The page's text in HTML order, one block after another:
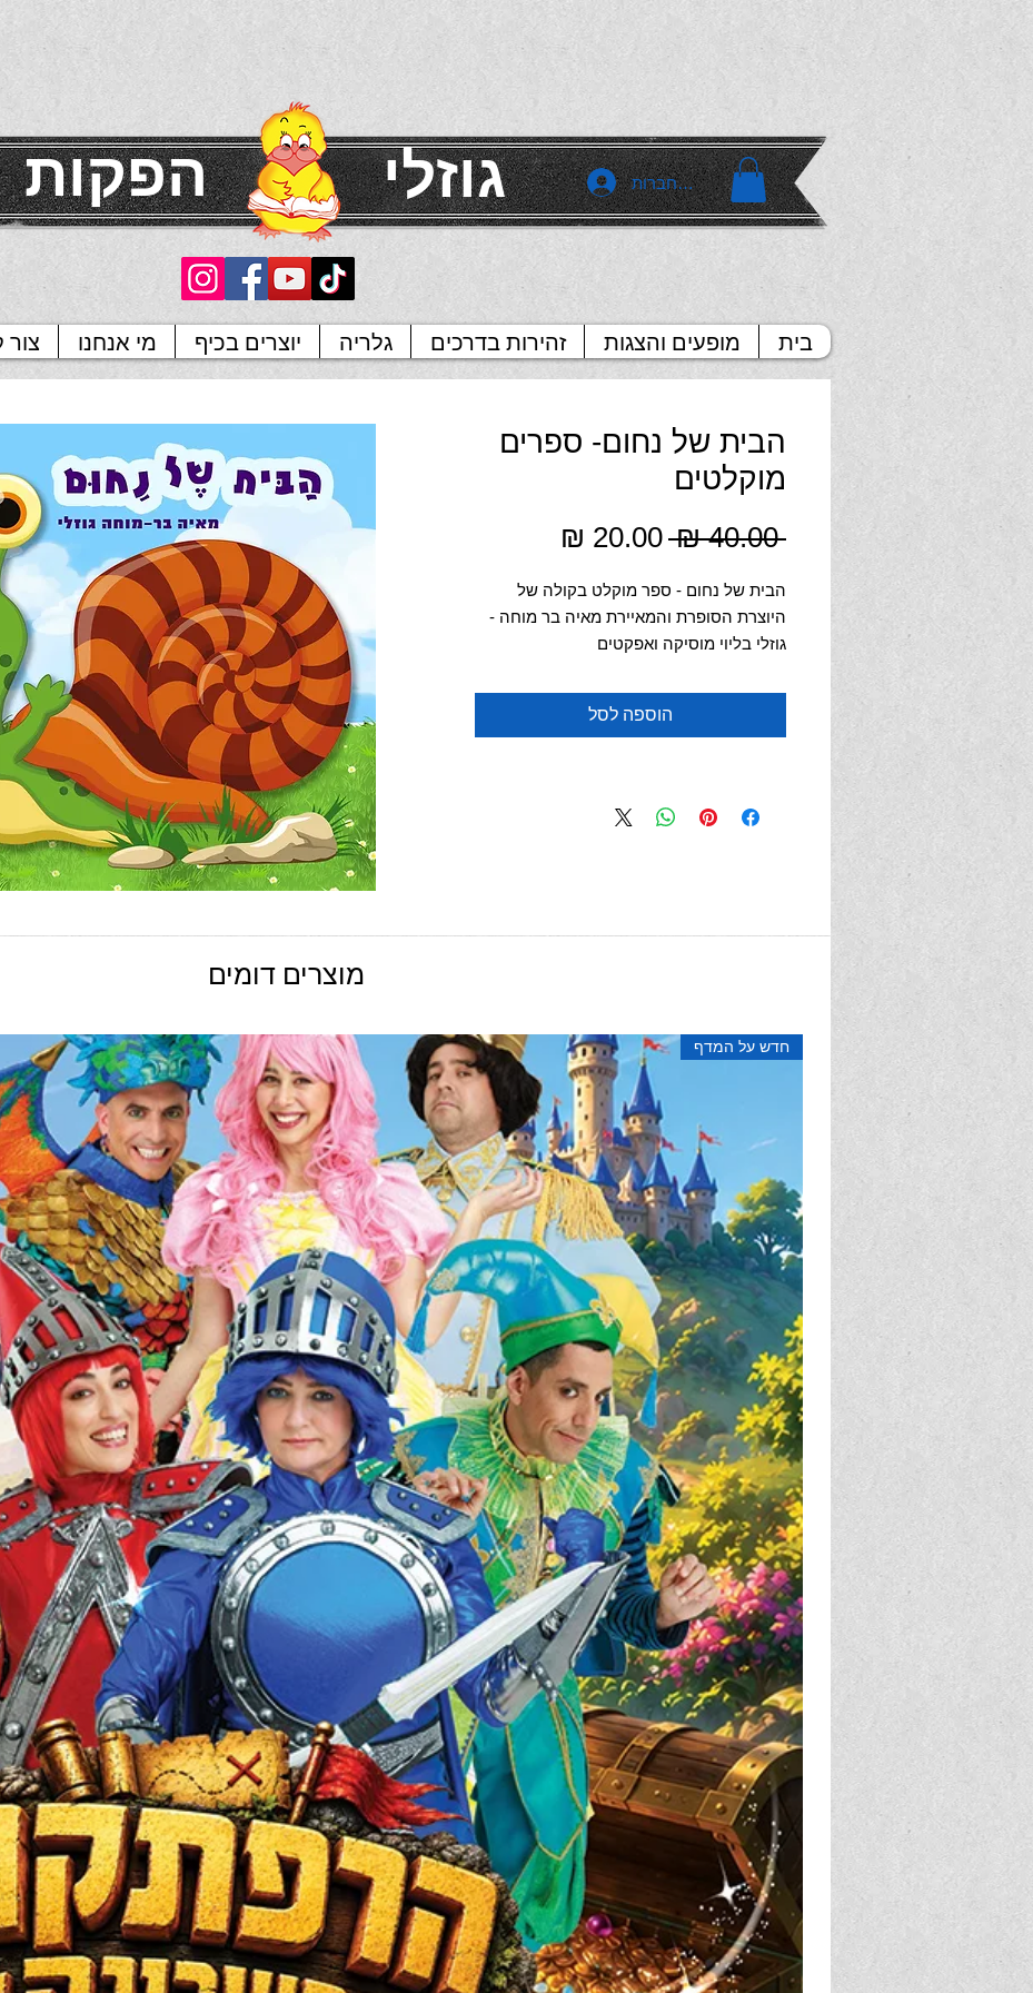
הפקות גוזלי להתחברות
מי אנחנו יוצרים בכיף גלריה זהירות בדרכים מופעים והצגות בית
הבית של נחום- ספרים
מוקלטים
‏40.00 ‏₪
מחיר
הבית של נחום - ספר מוקלט בקולה של
היוצרת הסופרת והמאיירת מאיה בר מוחה -
גוזלי בליוי מוסיקה ואפקטים
נחום יוצא לטיול ובדרך הוא מאבד את ביתו
שבדרך כלל נמצא על גבו, לאורך המסלול
מצא לבסוף את ביתו האמיתי.
במחשב, בסלולאר או בטבלט
תשומת-לב, בארץ ההבעות, משפחה אחרת,
ועוד... קריאה מהנה ו..בטוחה
הוספה לסל
מוצרים דומים
חדש על המדף